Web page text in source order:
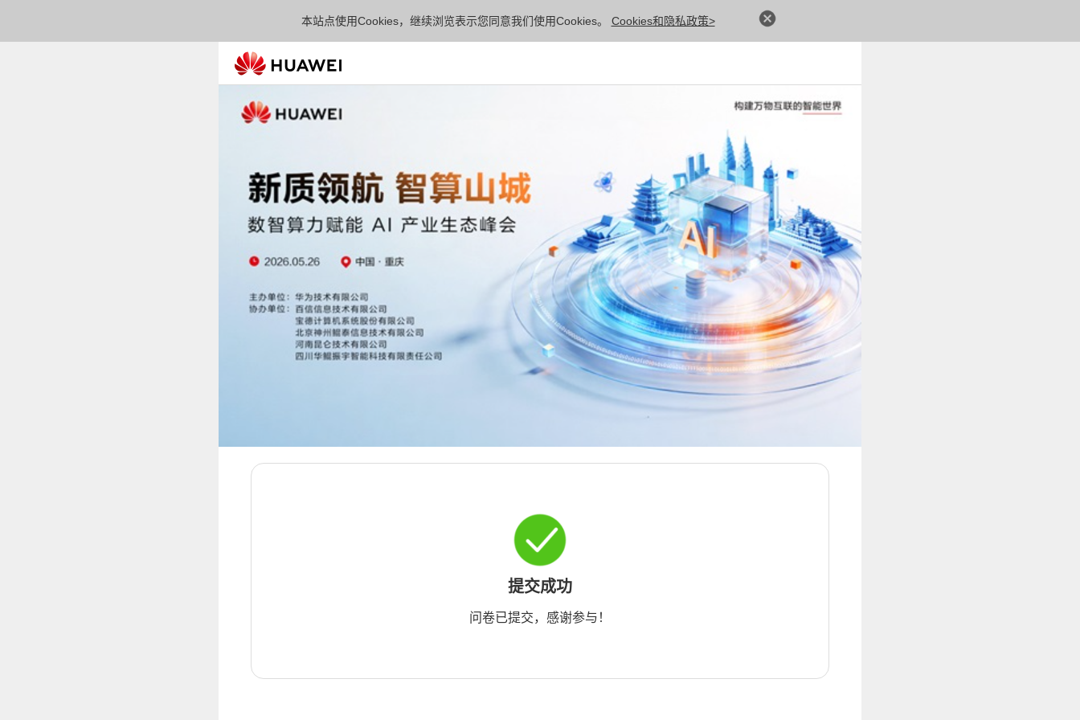
本站点使用Cookies，继续浏览表示您同意我们使用Cookies。 Cookies和隐私政策>
提交成功
问卷已提交，感谢参与！